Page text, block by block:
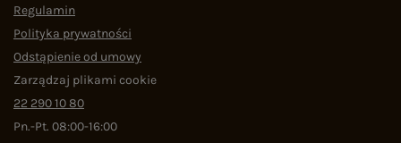
Regulamin
Polityka prywatności
Odstąpienie od umowy
Zarządzaj plikami cookie
22 290 10 80
Pn.-Pt. 08:00-16:00